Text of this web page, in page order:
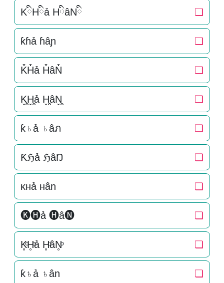
KིHིả HིâNི ❏
ƙɦả ɦâɲ ❏
K͒H͒ả H͒âN͒ ❏
K̬̤̯H̬̤̯ả H̬̤̯âN̬̤̯ ❏
ƙ♄ả ♄âภ ❏
Ƙℌả ℌâŊ ❏
ĸнả нân ❏
🅚🅗ả 🅗â🅝 ❏
K̥ͦH̥ͦả H̥ͦâN̥ͦ ❏
ƙ♄ả ♄ân ❏